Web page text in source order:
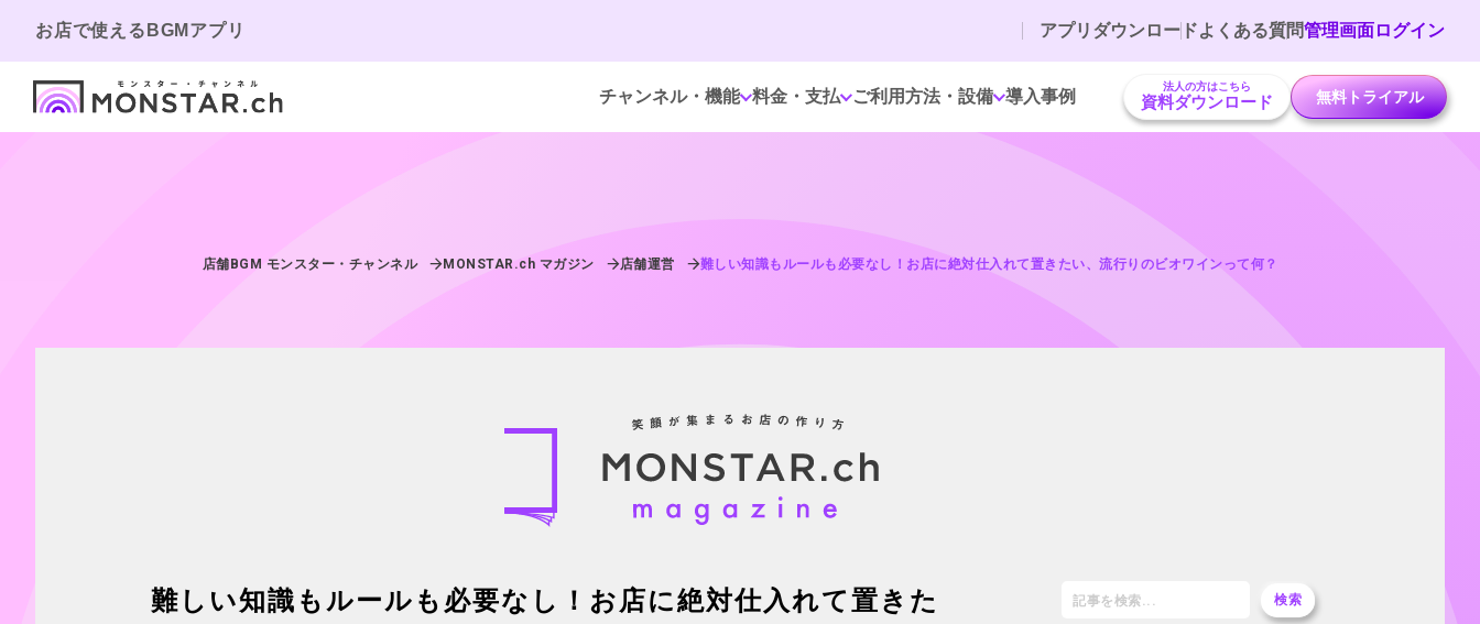
お店で使えるBGMアプリ アプリダウンロードよくある質問管理画面ログイン
チャンネル・機能 料金・支払 ご利用方法・設備 導入事例 法人の方はこちら
資料ダウンロード 無料トライアル
店舗BGM モンスター・チャンネル MONSTAR.ch マガジン 店舗運営 難しい知識もルールも必要なし！お店に絶対仕入れて置きたい、流行りのビオワインって何？
難しい知識もルールも必要なし！お店に絶対仕入れて置きた
検索